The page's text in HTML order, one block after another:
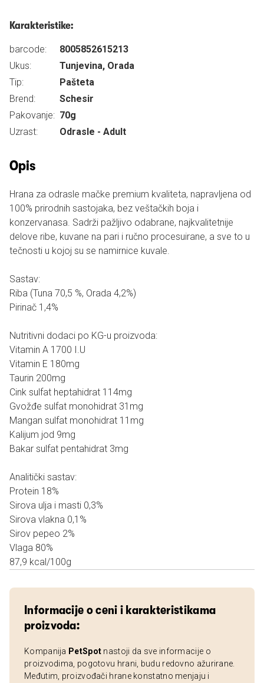
Karakteristike:
barcode:
8005852615213
Ukus:
Tunjevina, Orada
Tip:
Pašteta
Brend:
Schesir
Pakovanje: 70g
Uzrast:
Odrasle - Adult
Opis
Hrana za odrasle mačke premium kvaliteta, napravljena od
100% prirodnih sastojaka, bez veštačkih boja i
konzervanasa. Sadrži pažljivo odabrane, najkvalitetnije
delove ribe, kuvane na pari i ručno procesuirane, a sve to u
tečnosti u kojoj su se namirnice kuvale.
Sastav:
Riba (Tuna 70,5 %, Orada 4,2%)
Pirinač 1,4%
Nutritivni dodaci po KG-u proizvoda:
Vitamin A 1700 I.U
Vitamin E 180mg
Taurin 200mg
Cink sulfat heptahidrat 114mg
Gvožđe sulfat monohidrat 31mg
Mangan sulfat monohidrat 11mg
Kalijum jod 9mg
Bakar sulfat pentahidrat 3mg
Analitički sastav:
Protein 18%
Sirova ulja i masti 0,3%
Sirova vlakna 0,1%
Sirov pepeo 2%
Vlaga 80%
87,9 kcal/100g
Informacije o ceni i karakteristikama
proizvoda:
Kompanija PetSpot nastoji da sve informacije o
proizvodima, pogotovu hrani, budu redovno ažurirane.
Međutim, proizvođači hrane konstatno menjaju i